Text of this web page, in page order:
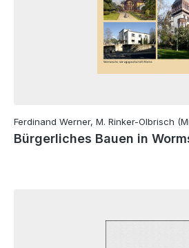
Ferdinand Werner, M. Rinker-Olbrisch
Bürgerliches Bauen in